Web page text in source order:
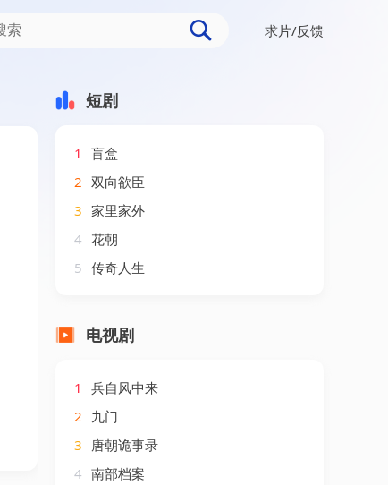
求片/反馈
短剧
1
盲盒
2 双向欲臣
3 家里家外
4 花朝
5 传奇人生
电视剧
1
兵自风中来
2 九门
3 唐朝诡事录
4 南部档案